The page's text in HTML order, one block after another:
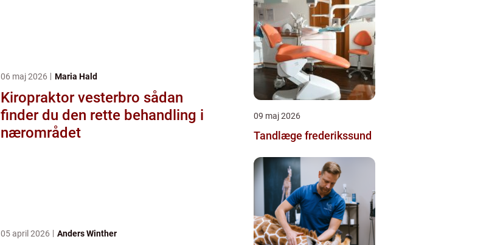
06 maj 2026 Maria Hald
Kiropraktor vesterbro sådan
finder du den rette behandling i
nærområdet
05 april 2026 Anders Winther
09 maj 2026
Tandlæge frederikssund